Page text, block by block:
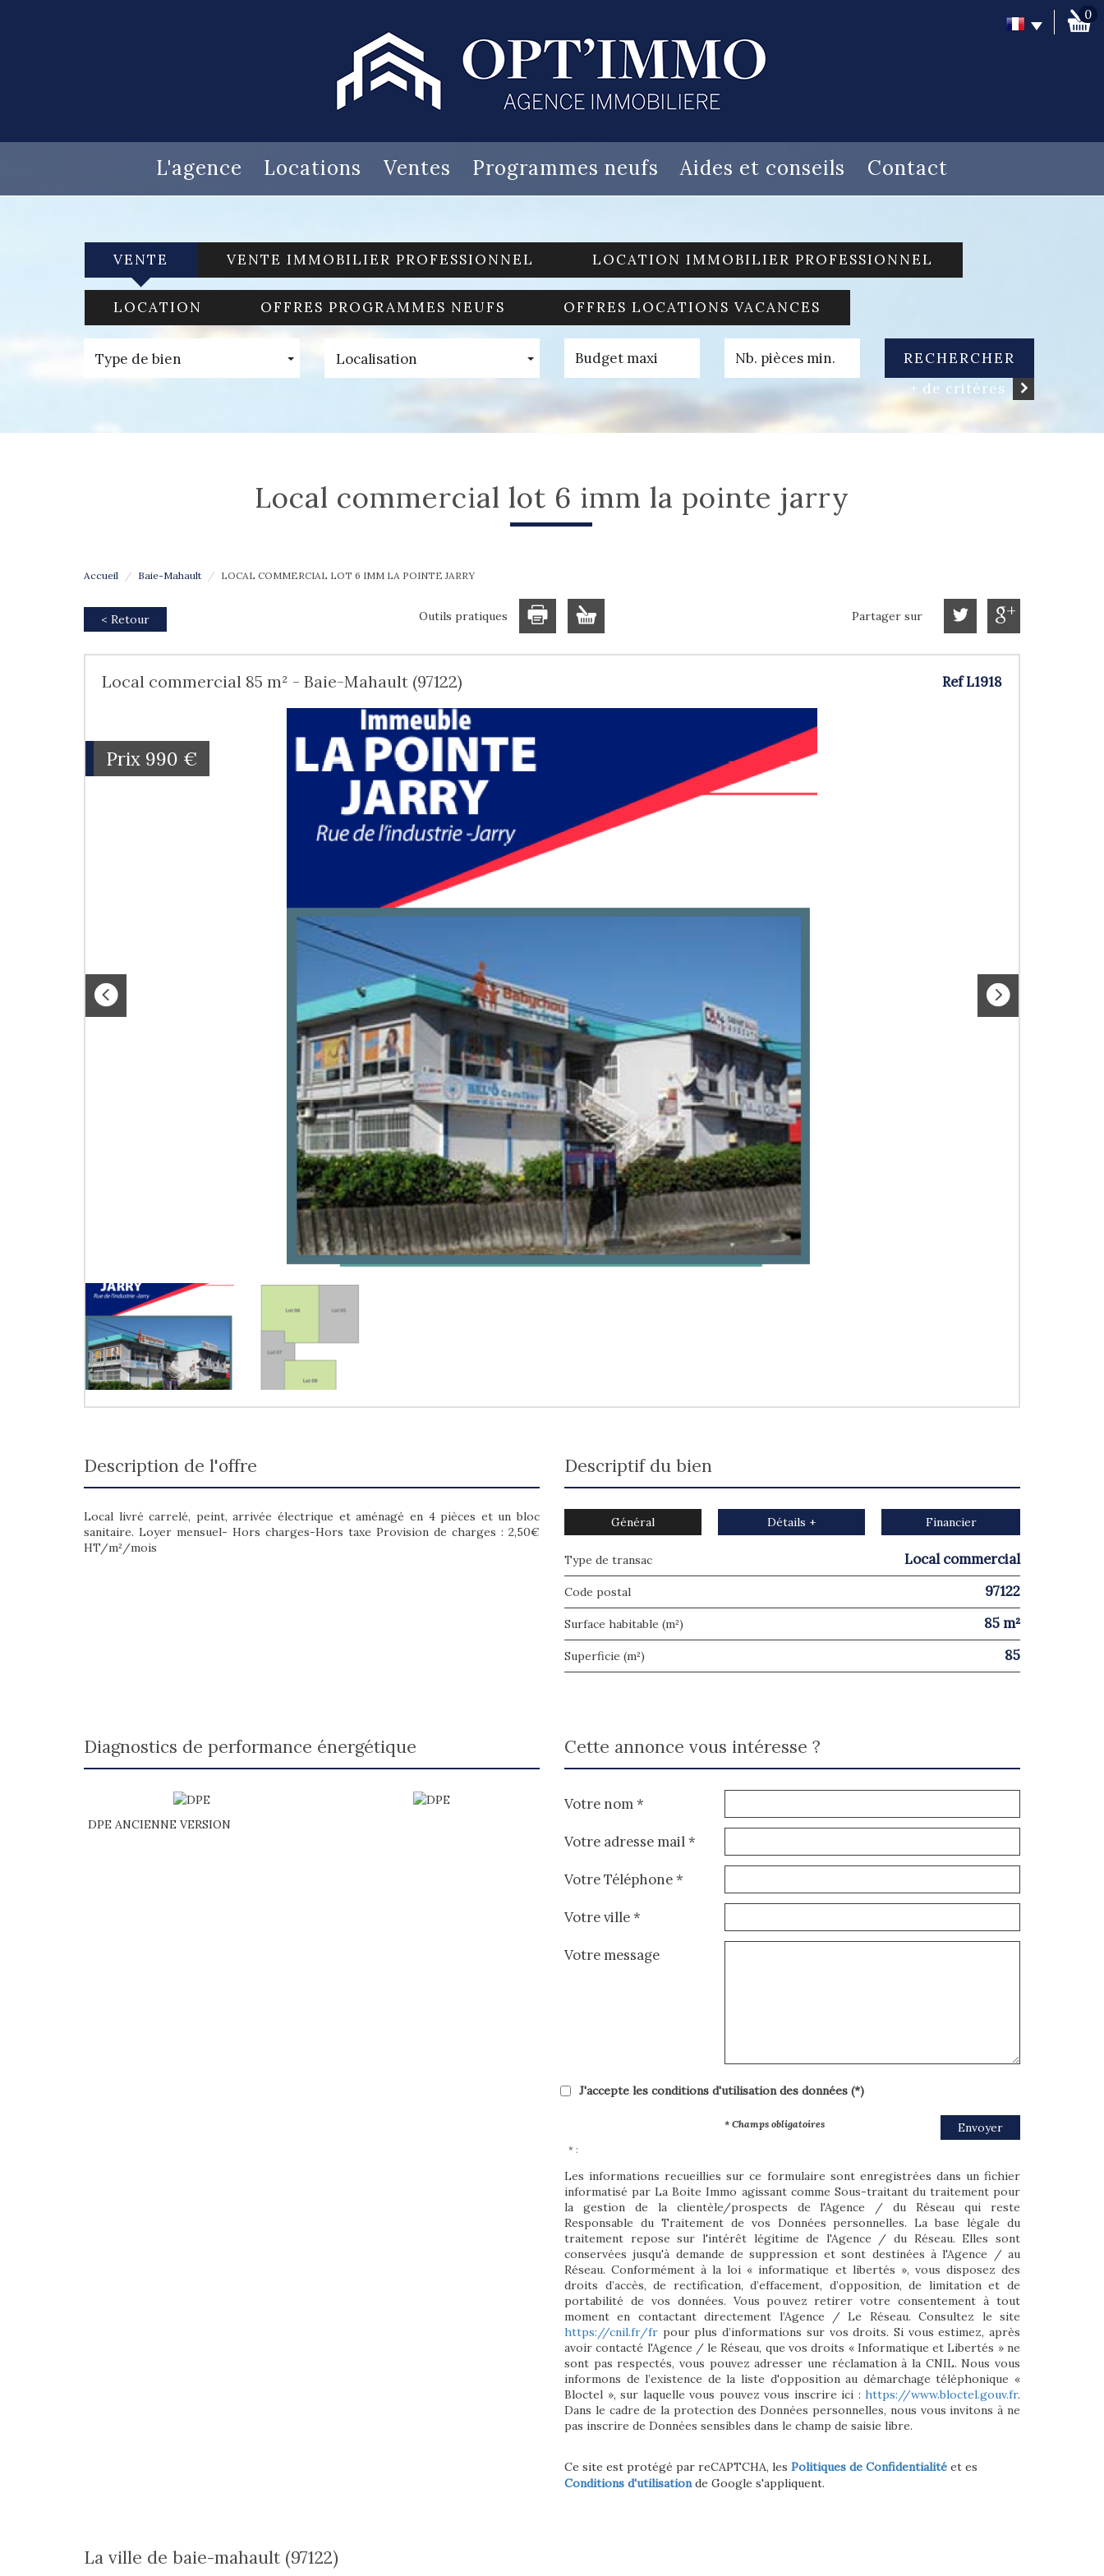
0
L'agence Locations Ventes Programmes neufs Aides et conseils Contact
VENTE VENTE IMMOBILIER PROFESSIONNEL LOCATION IMMOBILIER PROFESSIONNEL
LOCATION OFFRES PROGRAMMES NEUFS OFFRES LOCATIONS VACANCES
Type de bien Localisation
RECHERCHER
+ de critères
local commercial lot 6 imm la pointe jarry
Accueil Baie-Mahault LOCAL COMMERCIAL LOT 6 IMM LA POINTE JARRY
< Retour Outils pratiques Partager sur
Local commercial 85 m² - Baie-Mahault (97122) Ref L1918
Prix 990 €
description de l'offre
Local livré carrelé, peint, arrivée électrique et aménagé en 4 pièces et un bloc
sanitaire. Loyer mensuel- Hors charges-Hors taxe Provision de charges : 2,50€
HT/m²/mois
descriptif du bien
Général Détails + Financier
Type de transac Local commercial
Code postal 97122
Surface habitable (m²) 85 m²
Superficie (m²) 85
diagnostics de performance énergétique
DPE ANCIENNE VERSION
cette annonce vous intéresse ?
Votre nom *
Votre adresse mail *
Votre Téléphone *
Votre ville *
Votre message
J'accepte les conditions d'utilisation des données (*)
Envoyer
* Champs obligatoires
* :
Les informations recueillies sur ce formulaire sont enregistrées dans un fichier
informatisé par La Boite Immo agissant comme Sous-traitant du traitement pour
la gestion de la clientèle/prospects de l'Agence / du Réseau qui reste
Responsable du Traitement de vos Données personnelles. La base légale du
traitement repose sur l'intérêt légitime de l'Agence / du Réseau. Elles sont
conservées jusqu'à demande de suppression et sont destinées à l'Agence / au
Réseau. Conformément à la loi « informatique et libertés », vous disposez des
droits d’accès, de rectification, d’effacement, d’opposition, de limitation et de
portabilité de vos données. Vous pouvez retirer votre consentement à tout
moment en contactant directement l’Agence / Le Réseau. Consultez le site
https://cnil.fr/fr pour plus d’informations sur vos droits. Si vous estimez, après
avoir contacté l'Agence / le Réseau, que vos droits « Informatique et Libertés » ne
sont pas respectés, vous pouvez adresser une réclamation à la CNIL. Nous vous
informons de l’existence de la liste d'opposition au démarchage téléphonique «
Bloctel », sur laquelle vous pouvez vous inscrire ici : https://www.bloctel.gouv.fr.
Dans le cadre de la protection des Données personnelles, nous vous invitons à ne
pas inscrire de Données sensibles dans le champ de saisie libre.
Ce site est protégé par reCAPTCHA, les Politiques de Confidentialité et es
Conditions d'utilisationde Google s'appliquent.
la ville de baie-mahault (97122)